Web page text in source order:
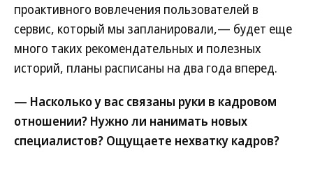
проактивного вовлечения пользователей в
сервис, который мы запланировали,— будет еще
много таких рекомендательных и полезных
историй, планы расписаны на два года вперед.
— Насколько у вас связаны руки в кадровом
отношении? Нужно ли нанимать новых
специалистов? Ощущаете нехватку кадров?